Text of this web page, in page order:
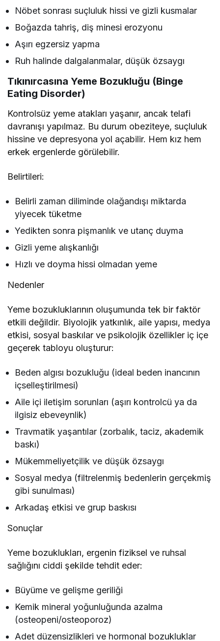
Nöbet sonrası suçluluk hissi ve gizli kusmalar
Boğazda tahriş, diş minesi erozyonu
Aşırı egzersiz yapma
Ruh halinde dalgalanmalar, düşük özsaygı
Tıkınırcasına Yeme Bozukluğu (Binge
Eating Disorder)
Kontrolsüz yeme atakları yaşanır, ancak telafi
davranışı yapılmaz. Bu durum obeziteye, suçluluk
hissine ve depresyona yol açabilir. Hem kız hem
erkek ergenlerde görülebilir.
Belirtileri:
Belirli zaman diliminde olağandışı miktarda
yiyecek tüketme
Yedikten sonra pişmanlık ve utanç duyma
Gizli yeme alışkanlığı
Hızlı ve doyma hissi olmadan yeme
Nedenler
Yeme bozukluklarının oluşumunda tek bir faktör
etkili değildir. Biyolojik yatkınlık, aile yapısı, medya
etkisi, sosyal baskılar ve psikolojik özellikler iç içe
geçerek tabloyu oluşturur:
Beden algısı bozukluğu (ideal beden inancının
içselleştirilmesi)
Aile içi iletişim sorunları (aşırı kontrolcü ya da
ilgisiz ebeveynlik)
Travmatik yaşantılar (zorbalık, taciz, akademik
baskı)
Mükemmeliyetçilik ve düşük özsaygı
Sosyal medya (filtrelenmiş bedenlerin gerçekmiş
gibi sunulması)
Arkadaş etkisi ve grup baskısı
Sonuçlar
Yeme bozuklukları, ergenin fiziksel ve ruhsal
sağlığını ciddi şekilde tehdit eder:
Büyüme ve gelişme geriliği
Kemik mineral yoğunluğunda azalma
(osteopeni/osteoporoz)
Adet düzensizlikleri ve hormonal bozukluklar